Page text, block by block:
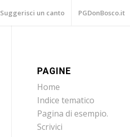
Suggerisci un canto PGDonBosco.it
PAGINE
Home
Indice tematico
Pagina di esempio.
Scrivici